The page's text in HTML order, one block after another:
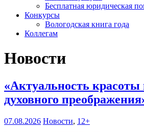
Бесплатная юридическая
Конкурсы
Вологодская книга года
Коллегам
Новости
«Актуальность красоты
духовного
07.08.2026 Новости, 12+